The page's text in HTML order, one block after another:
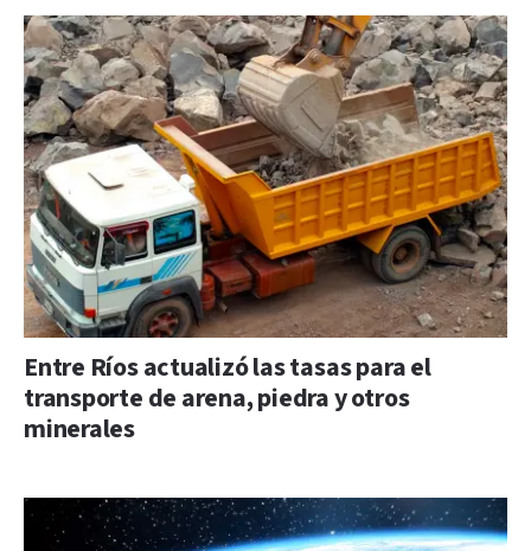
Entre Ríos actualizó las tasas para el
transporte de arena, piedra y otros
minerales